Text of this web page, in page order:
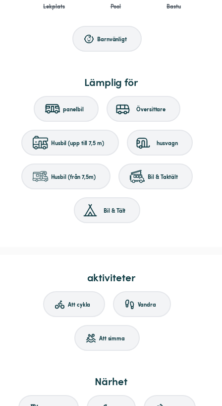
Lekplats Pool Bastu
Barnvänligt
Lämplig för
panelbil Översittare
Husbil (upp till 7,5 m) husvagn
Husbil (från 7,5m) Bil & Taktält
Bil & Tält
aktiviteter
Att cykla Vandra
Att simma
Närhet